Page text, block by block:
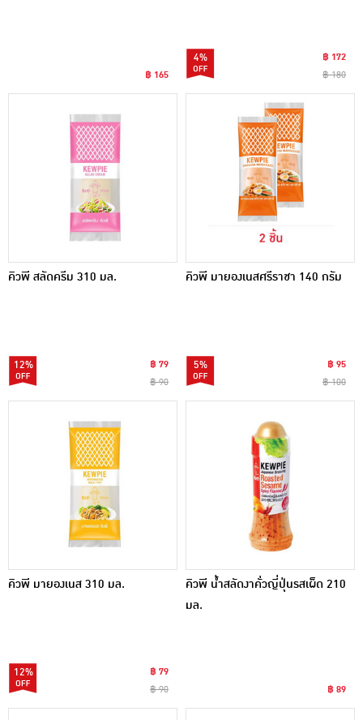
฿ 165
4%
฿ 172
฿ 180
คิวพี สลัดครีม 310 มล.
12%
฿ 79
฿ 90
คิวพี มายองเนสศรีราชา 140 กรัม
5%
฿ 95
฿ 100
คิวพี มายองเนส 310 มล.
12%
฿ 79
฿ 90
คิวพี น้ำสลัดงาคั่วญี่ปุ่นรสเผ็ด 210
มล.
฿ 89